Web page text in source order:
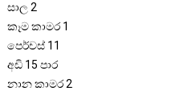
සාල 2
කෑම කාමර 1
පෙර්චස් 11
අඩි 15 පාර
නාන කාමර 2